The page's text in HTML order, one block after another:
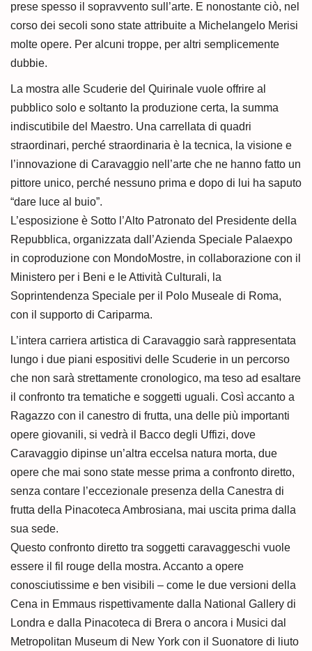
prese spesso il sopravvento sull’arte. E nonostante ciò, nel
corso dei secoli sono state attribuite a Michelangelo Merisi
molte opere. Per alcuni troppe, per altri semplicemente
dubbie.
La mostra alle Scuderie del Quirinale vuole offrire al
pubblico solo e soltanto la produzione certa, la summa
indiscutibile del Maestro. Una carrellata di quadri
straordinari, perché straordinaria è la tecnica, la visione e
l’innovazione di Caravaggio nell’arte che ne hanno fatto un
pittore unico, perché nessuno prima e dopo di lui ha saputo
“dare luce al buio”.
L’esposizione è Sotto l’Alto Patronato del Presidente della
Repubblica, organizzata dall’Azienda Speciale Palaexpo
in coproduzione con MondoMostre, in collaborazione con il
Ministero per i Beni e le Attività Culturali, la
Soprintendenza Speciale per il Polo Museale di Roma,
con il supporto di Cariparma.
L’intera carriera artistica di Caravaggio sarà rappresentata
lungo i due piani espositivi delle Scuderie in un percorso
che non sarà strettamente cronologico, ma teso ad esaltare
il confronto tra tematiche e soggetti uguali. Così accanto a
Ragazzo con il canestro di frutta, una delle più importanti
opere giovanili, si vedrà il Bacco degli Uffizi, dove
Caravaggio dipinse un’altra eccelsa natura morta, due
opere che mai sono state messe prima a confronto diretto,
senza contare l’eccezionale presenza della Canestra di
frutta della Pinacoteca Ambrosiana, mai uscita prima dalla
sua sede.
Questo confronto diretto tra soggetti caravaggeschi vuole
essere il fil rouge della mostra. Accanto a opere
conosciutissime e ben visibili – come le due versioni della
Cena in Emmaus rispettivamente dalla National Gallery di
Londra e dalla Pinacoteca di Brera o ancora i Musici dal
Metropolitan Museum di New York con il Suonatore di liuto